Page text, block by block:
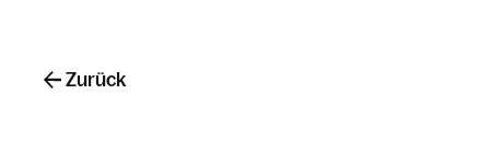
Zurück